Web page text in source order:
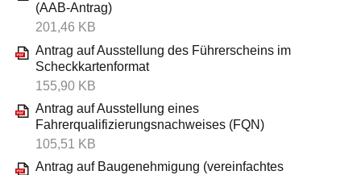
(AAB-Antrag)
201,46 KB
Antrag auf Ausstellung des Führerscheins im
Scheckkartenformat
155,90 KB
Antrag auf Ausstellung eines
Fahrerqualifizierungsnachweises (FQN)
105,51 KB
Antrag auf Baugenehmigung (vereinfachtes